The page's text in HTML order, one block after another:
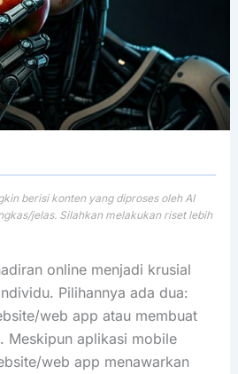
online menjadi krusial
Pilihannya ada dua:
web app atau membuat
Meskipun aplikasi mobile
web app menawarkan